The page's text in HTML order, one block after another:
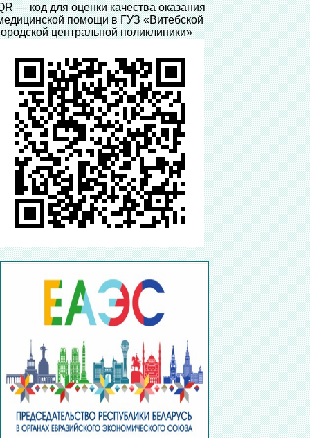
— код для оценки качества оказания
помощи в ГУЗ «Витебской
центральной поликлиники»